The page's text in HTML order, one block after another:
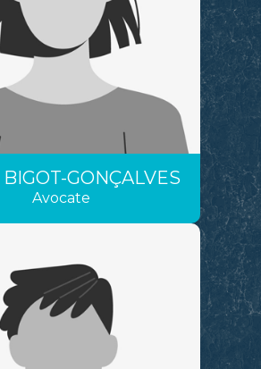
BIGOT-GONÇALVES
Avocate